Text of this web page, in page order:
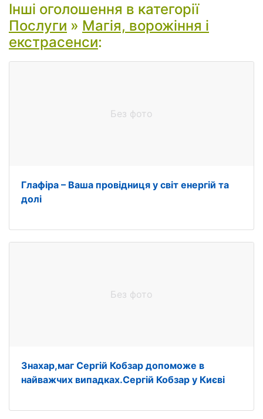
Інші оголошення в категорії
Послуги » Магія, ворожіння і
екстрасенси:
Без фото
Глафіра – Ваша провідниця у світ енергій та
долі
Без фото
Знахар,маг Сергій Кобзар допоможе в
найважчих випадках.Сергій Кобзар у Києві